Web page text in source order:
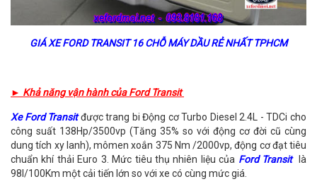
GIÁ XE FORD TRANSIT 16 CHỖ MÁY DẦU RẺ NHẤT TPHCM
► Khả năng vận hành của Ford Transit
Xe Ford Transitđược trang bi Động cơ Turbo Diesel 2.4L - TDCi cho
công suất 138Hp/3500vp (Tăng 35% so với động cơ đời cũ cùng
dung tích xy lanh), mômen xoắn 375 Nm /2000vp, động cơ đạt tiêu
chuẩn khí thải Euro 3. Mức tiêu thụ nhiên liệu của Ford Transit
là
98l/100Km một cải tiến lớn so với xe có cùng mức giá.